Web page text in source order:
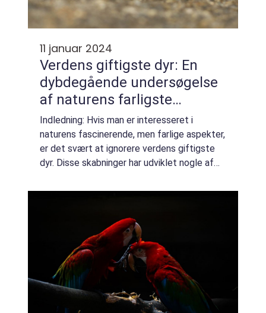
11 januar 2024
Verdens giftigste dyr: En
dybdegående undersøgelse
af naturens farligste
skabninger
Indledning: Hvis man er interesseret i
naturens fascinerende, men farlige aspekter,
er det svært at ignorere verdens giftigste
dyr. Disse skabninger har udviklet nogle af
ikoniske for deres evne til at påføre skade...